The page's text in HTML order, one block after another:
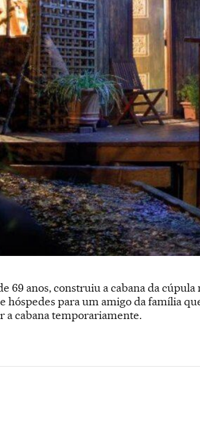
anos, construiu a cabana da
hóspedes para um amigo da família
a cabana temporariamente.